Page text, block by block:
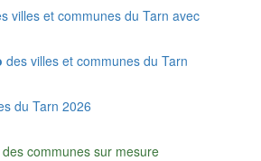
villes et communes du Tarn avec
des villes et communes du Tarn
du Tarn 2026
communes sur mesure